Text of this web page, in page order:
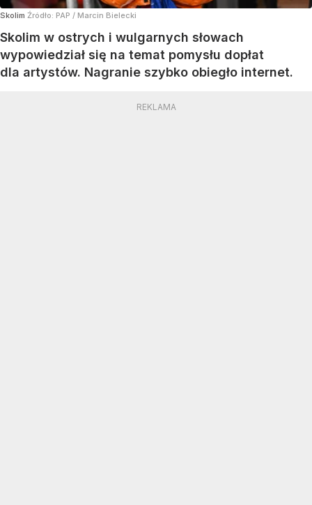
Skolim Źródło: PAP / Marcin Bielecki
Skolim w ostrych i wulgarnych słowach
wypowiedział się na temat pomysłu dopłat
dla artystów. Nagranie szybko obiegło internet.